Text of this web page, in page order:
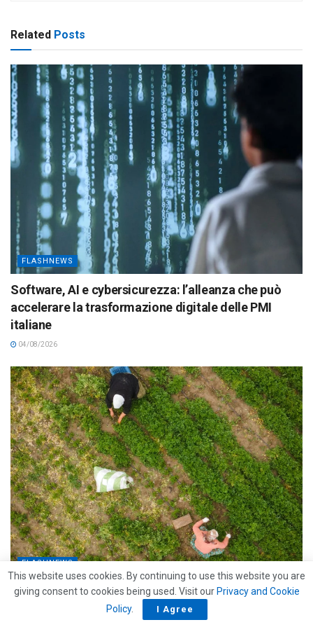
Related Posts
FLASHNEWS
Software, AI e cybersicurezza: l’alleanza che può
accelerare la trasformazione digitale delle PMI
italiane
04/08/2026
FLASHNEWS
Caporalato e caldo estremo: l’estate nei campi è già
This website uses cookies. By continuing to use this website you are
giving consent to cookies being used. Visit our Privacy and Cookie
Policy. I Agree